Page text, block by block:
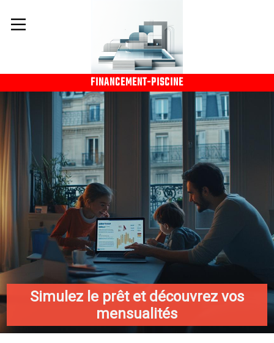
FINANCEMENT-PISCINE
Simulez le prêt et découvrez vos
mensualités